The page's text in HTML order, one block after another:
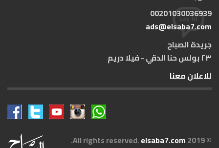
00201030036939
ads@elsaba7.com
جريدة الصباح
٢٣ بولس حنا الدقي - فيلا دريم
للاعلان معنا
© 2019 All rights reserved.
elsaba7.com
.